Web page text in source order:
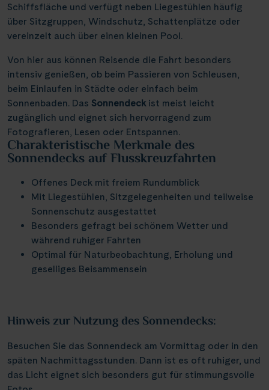
Infos
Kontakt
Reisekalender
Reisekataloge
Newsletter
Kundenlogin
Agenturbereich
WhatsApp Hotline +49 30 346 456 950
Schiffsfläche und verfügt neben Liegestühlen häufig
über Sitzgruppen, Windschutz, Schattenplätze oder
vereinzelt auch über einen kleinen Pool.
Von hier aus können Reisende die Fahrt besonders
intensiv genießen, ob beim Passieren von Schleusen,
beim Einlaufen in Städte oder einfach beim
Sonnenbaden. Das Sonnendeckist meist leicht
zugänglich und eignet sich hervorragend zum
Fotografieren, Lesen oder Entspannen.
Charakteristische Merkmale des
Sonnendecks auf Flusskreuzfahrten
Offenes Deck mit freiem Rundumblick
Mit Liegestühlen, Sitzgelegenheiten und teilweise
Sonnenschutz ausgestattet
Besonders gefragt bei schönem Wetter und
während ruhiger Fahrten
Optimal für Naturbeobachtung, Erholung und
geselliges Beisammensein
Hinweis zur Nutzung des Sonnendecks:
Besuchen Sie das Sonnendeck am Vormittag oder in den
späten Nachmittagsstunden. Dann ist es oft ruhiger, und
das Licht eignet sich besonders gut für stimmungsvolle
Schottland(3)
Schweiz
Slowakei(7)
Ungarn(7)
Asien(24)
Havel, Peene & Hunte(20)
Main & Main-Donau-Kanal (11)
Mosel(19)
Neckar(3)
Oder, Ostsee, Nord-Ostsee-Kanal(16)
Oder, Ostsee, Peene(2)
Rhône & Saône(5)
Saar (9)
Seine, Oise & Schelde(5)
Spree(5)
Thurgau Chopin (35)
Thurgau Ganga Vilas(9)
Thurgau Gold (18)
Thurgau Prestige(15)
Thurgau Saxonia(26)
Voyage(5)
Naturreise(21)
Rad und Schiff
Silvester(5)
Tanzreise (1)
Tulpenblüte(9)
Velo und Schiff(2)
Weihnachten (1)
Kreidefelsen Étretat(4)
Kölner Dom (9)
Loreley, Romantischer Rhein(26)
Meyer Werft Papenburg(4)
Nord-Ostsee-Kanal(3)
Pont d’Avignon (5)
Reichsburg Cochem(11)
Saarschleife(10)
Schiffshebewerk Niederfinow
Schiffshebewerk Scharnebeck (6)
Schloss Schönbrunn(1)
Schlögener Schlinge(2)
St. Georgs-Arm
Lyon(4)
Mainz
Nancy(1)
Nürnberg(2)
Paris(5)
Passau (1)
Porto(8)
Potsdam(1)
Saarbrücken (5)
Stralsund(4)
Stuttgart(1)
Valence(1)